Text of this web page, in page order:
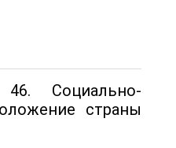
Социально-
страны